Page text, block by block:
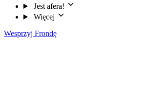
Jest afera!
Więcej
Wesprzyj Frondę